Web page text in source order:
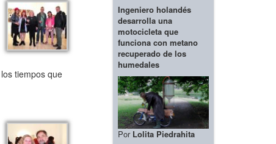
tiempos que
Ingeniero holandés
desarrolla una
motocicleta que
funciona con metano
recuperado de los
humedales
Por Lolita Piedrahita